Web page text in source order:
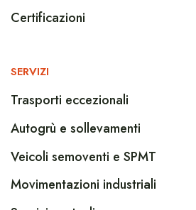
Certificazioni
SERVIZI
Trasporti eccezionali
Autogrù e sollevamenti
Veicoli semoventi e SPMT
Movimentazioni industriali